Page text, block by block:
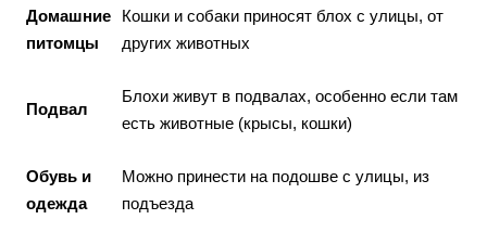
Домашние
питомцы
Кошки и собаки приносят блох с улицы, от
других животных
Подвал
Блохи живут в подвалах, особенно если там
есть животные (крысы, кошки)
Обувь и
одежда
Можно принести на подошве с улицы, из
подъезда